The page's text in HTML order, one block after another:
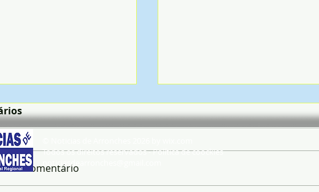
um comentário
Todos os direitos reservados - Política de coockies
noticiasdearronches@gmail.com